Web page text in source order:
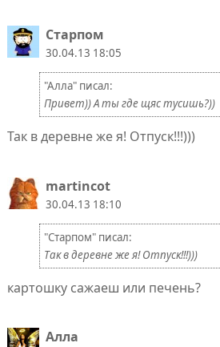
Старпом
30.04.13 18:05
"Алла" писал:
Привет)) А ты где щяс тусишь?))
Так в деревне же я! Отпуск!!!)))
martincot
30.04.13 18:10
"Старпом" писал:
Так в деревне же я! Отпуск!!!)))
картошку сажаеш или печень?
Алла